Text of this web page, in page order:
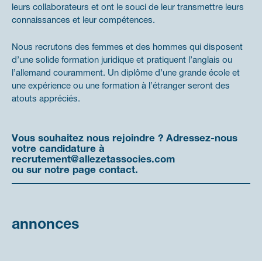
leurs collaborateurs et ont le souci de leur transmettre leurs
connaissances et leur compétences.
Nous recrutons des femmes et des hommes qui disposent
d’une solide formation juridique et pratiquent l’anglais ou
l’allemand couramment. Un diplôme d’une grande école et
une expérience ou une formation à l’étranger seront des
atouts appréciés.
Vous souhaitez nous rejoindre ? Adressez-nous
votre candidature à
recrutement@allezetassocies.com
ou sur notre page contact.
Annonces